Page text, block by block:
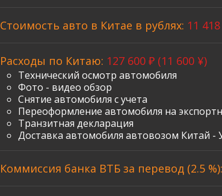
Стоимость авто в Китае в рублях: 11
Расходы по Китаю: 127 600 ₽ (11 600 ¥)
Технический осмотр автомобиля
Фото - видео обзор
Снятие автомобиля с учета
Переоформление автомобиля на
Транзитная декларация
Доставка автомобиля автовозом Китай -
Коммиссия банка ВТБ за перевод (2.5 %):